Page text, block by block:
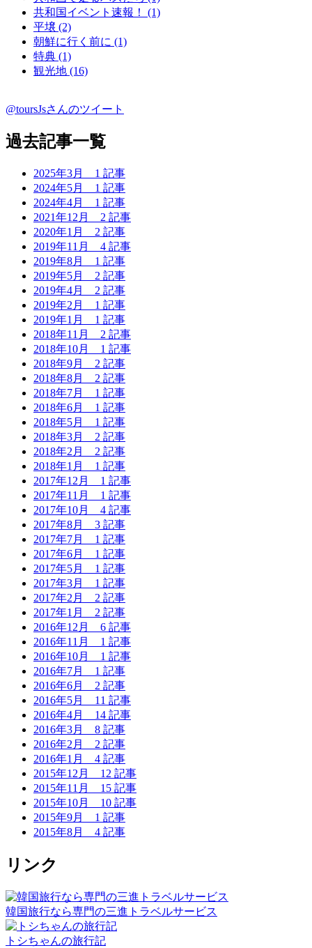
共和国イベント速報！ (1)
平壌 (2)
朝鮮に行く前に (1)
特典 (1)
観光地 (16)
@toursJsさんのツイート
過去記事一覧
2025年3月 1 記事
2024年5月 1 記事
2024年4月 1 記事
2021年12月 2 記事
2020年1月 2 記事
2019年11月 4 記事
2019年8月 1 記事
2019年5月 2 記事
2019年4月 2 記事
2019年2月 1 記事
2019年1月 1 記事
2018年11月 2 記事
2018年10月 1 記事
2018年9月 2 記事
2018年8月 2 記事
2018年7月 1 記事
2018年6月 1 記事
2018年5月 1 記事
2018年3月 2 記事
2018年2月 2 記事
2018年1月 1 記事
2017年12月 1 記事
2017年11月 1 記事
2017年10月 4 記事
2017年8月 3 記事
2017年7月 1 記事
2017年6月 1 記事
2017年5月 1 記事
2017年3月 1 記事
2017年2月 2 記事
2017年1月 2 記事
2016年12月 6 記事
2016年11月 1 記事
2016年10月 1 記事
2016年7月 1 記事
2016年6月 2 記事
2016年5月 11 記事
2016年4月 14 記事
2016年3月 8 記事
2016年2月 2 記事
2016年1月 4 記事
2015年12月 12 記事
2015年11月 15 記事
2015年10月 10 記事
2015年9月 1 記事
2015年8月 4 記事
リンク
韓国旅行なら専門の三進トラベルサービス
トシちゃんの旅行記